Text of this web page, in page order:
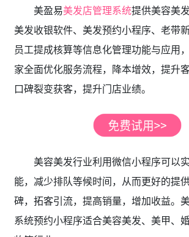
美盈易美发店管理系统提供美容美
美发收银软件、美发预约小程序、老带
员工提成核算等信息化管理功能与应用
家全面优化服务流程，降本增效，提升
口碑裂变获客，提升门店业绩。
美容美发行业利用微信小程序可以
能，减少排队等候时间，从而更好的提
碑，拓客引流，提高销量，增加收益。
系统预约小程序适合美容美发、美甲、